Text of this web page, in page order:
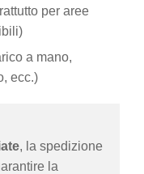
per aree
a mano,
ecc.)
, la spedizione
la